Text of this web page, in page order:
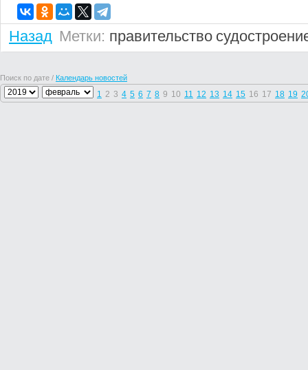
Назад Метки: правительство
Поиск по дате / Календарь новостей
1 2 3 4 5 6 7 8 9 10 11 12 13 14 15 16 17 18 19